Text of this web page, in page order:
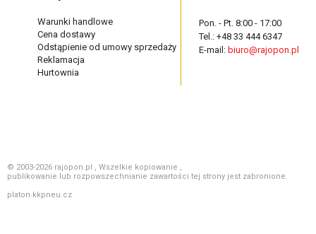
Warunki handlowe
Cena dostawy
Odstąpienie od umowy sprzedaży
Reklamacja
Hurtownia
Pon. - Pt. 8:00 - 17:00
Tel.: +48 33 444 6347
E-mail: biuro@rajopon.pl
© 2003-2026 rajopon.pl , Wszelkie kopiowanie ,
publikowanie lub rozpowszechnianie zawartości tej strony jest zabronione.
platon.kkpneu.cz